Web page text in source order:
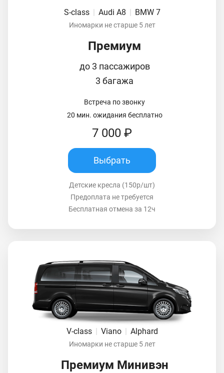
S-class | Audi A8 | BMW 7
Иномарки не старше 5 лет
Премиум
до 3 пассажиров
3 багажа
Встреча по звонку
20 мин. ожидания бесплатно
7 000 ₽
Выбрать
Детские кресла (150р/шт)
Предоплата не требуется
Бесплатная отмена за 12ч
V-class Viano Alphard
Иномарки не старше 5 лет
Премиум Минивэн